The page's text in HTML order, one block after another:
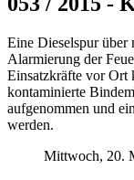
Eine Dieselspur über
Alarmierung der
Einsatzkräfte vor Ort
kontaminierte
aufgenommen und
werden.
Mittwoch, 20.